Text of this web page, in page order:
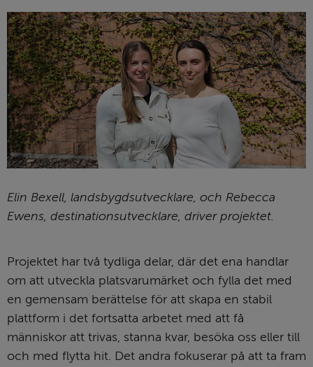
Elin Bexell, landsbygdsutvecklare, och Rebecca
Ewens, destinationsutvecklare, driver projektet.
Projektet har två tydliga delar, där det ena handlar
om att utveckla platsvarumärket och fylla det med
en gemensam berättelse för att skapa en stabil
plattform i det fortsatta arbetet med att få
människor att trivas, stanna kvar, besöka oss eller till
och med flytta hit. Det andra fokuserar på att ta fram